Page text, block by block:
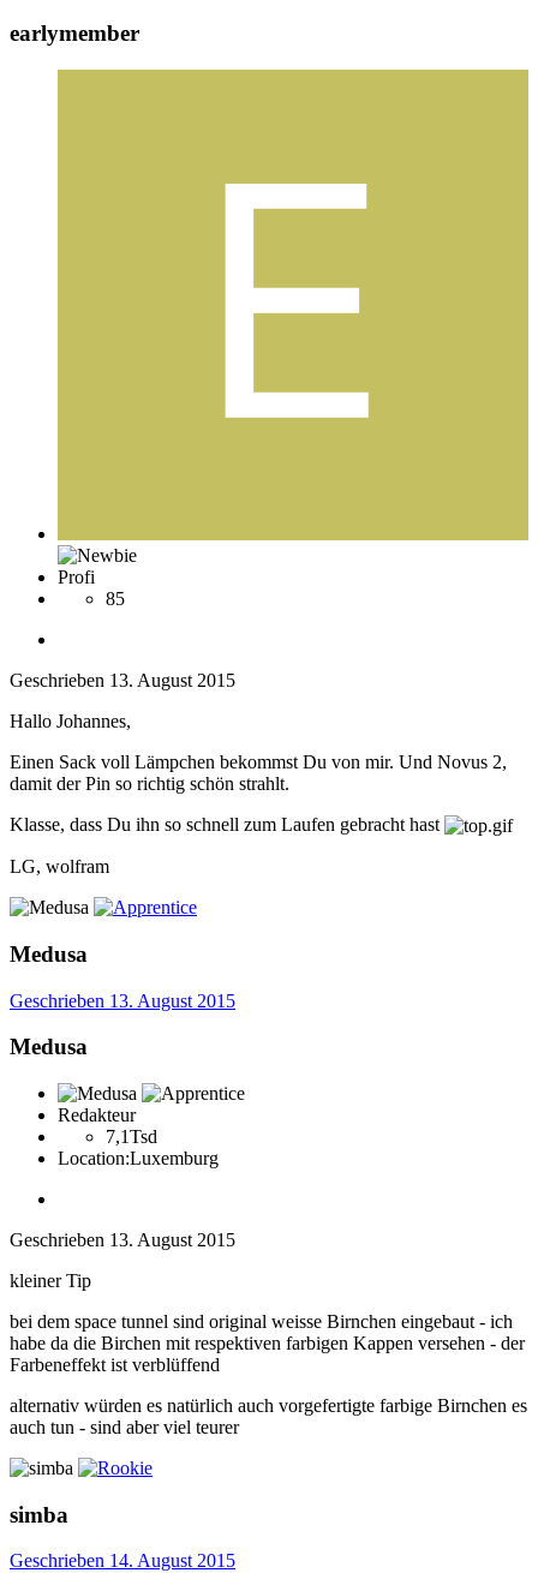
earlymember
Profi
85
Geschrieben 13. August 2015
Hallo Johannes,
Einen Sack voll Lämpchen bekommst Du von mir. Und Novus 2,
damit der Pin so richtig schön strahlt.
Klasse, dass Du ihn so schnell zum Laufen gebracht hast
LG, wolfram
Medusa
Geschrieben 13. August 2015
Medusa
Redakteur
7,1Tsd
Location:Luxemburg
Geschrieben 13. August 2015
kleiner Tip
bei dem space tunnel sind original weisse Birnchen eingebaut - ich
habe da die Birchen mit respektiven farbigen Kappen versehen - der
Farbeneffekt ist verblüffend
alternativ würden es natürlich auch vorgefertigte farbige Birnchen es
auch tun - sind aber viel teurer
simba
Geschrieben 14. August 2015